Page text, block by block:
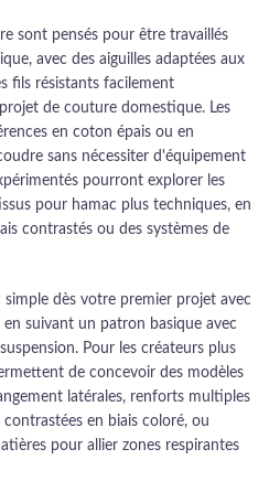
sont pensés pour être travaillés
avec des aiguilles adaptées aux
fils résistants facilement
de couture domestique. Les
en coton épais ou en
sans nécessiter d'équipement
pourront explorer les
pour hamac plus techniques, en
contrastés ou des systèmes de
simple dès votre premier projet avec
suivant un patron basique avec
Pour les créateurs plus
de concevoir des modèles
latérales, renforts multiples
en biais coloré, ou
pour allier zones respirantes